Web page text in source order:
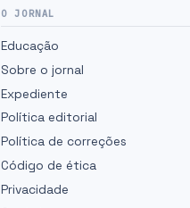
O JORNAL
Educação
Sobre o jornal
Expediente
Política editorial
Política de correções
Código de ética
Privacidade